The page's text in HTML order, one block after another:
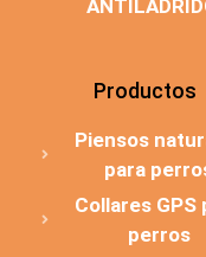
Productos
Piensos
para
Collares GPS
perros